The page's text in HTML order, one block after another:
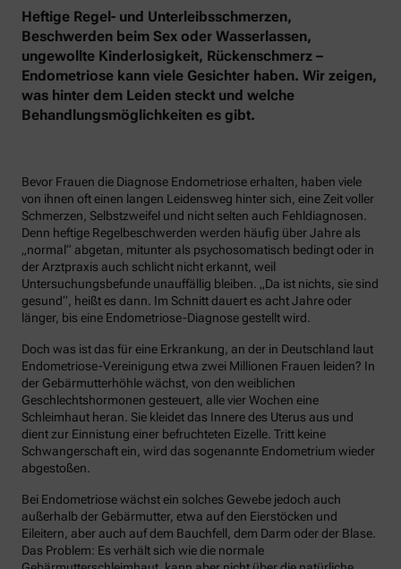
Heftige Regel- und Unterleibsschmerzen,
Beschwerden beim Sex oder Wasserlassen,
ungewollte Kinderlosigkeit, Rückenschmerz –
Endometriose kann viele Gesichter haben. Wir zeigen,
was hinter dem Leiden steckt und welche
Behandlungsmöglichkeiten es gibt.
Bevor Frauen die Diagnose Endometriose erhalten, haben viele
von ihnen oft einen langen Leidensweg hinter sich, eine Zeit voller
Schmerzen, Selbstzweifel und nicht selten auch Fehldiagnosen.
Denn heftige Regelbeschwerden werden häufig über Jahre als
„normal“ abgetan, mitunter als psychosomatisch bedingt oder in
der Arztpraxis auch schlicht nicht erkannt, weil
Untersuchungsbefunde unauffällig bleiben. „Da ist nichts, sie sind
gesund“, heißt es dann. Im Schnitt dauert es acht Jahre oder
länger, bis eine Endometriose-Diagnose gestellt wird.
Doch was ist das für eine Erkrankung, an der in Deutschland laut
Endometriose-Vereinigung etwa zwei Millionen Frauen leiden? In
der Gebärmutterhöhle wächst, von den weiblichen
Geschlechtshormonen gesteuert, alle vier Wochen eine
Schleimhaut heran. Sie kleidet das Innere des Uterus aus und
dient zur Einnistung einer befruchteten Eizelle. Tritt keine
Schwangerschaft ein, wird das sogenannte Endometrium wieder
abgestoßen.
Bei Endometriose wächst ein solches Gewebe jedoch auch
außerhalb der Gebärmutter, etwa auf den Eierstöcken und
Eileitern, aber auch auf dem Bauchfell, dem Darm oder der Blase.
Das Problem: Es verhält sich wie die normale